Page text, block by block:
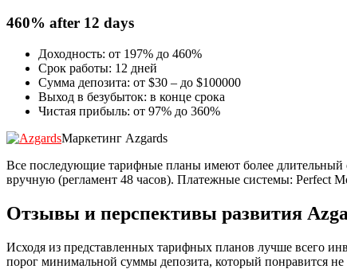
460% after 12 days
Доходность: от 197% до 460%
Срок работы: 12 дней
Сумма депозита: от $30 – до $100000
Выход в безубыток: в конце срока
Чистая прибыль: от 97% до 360%
Маркетинг Azgards
Все последующие тарифные планы имеют более
вручную (регламент 48 часов). Платежные системы: Perfect
Отзывы и перспективы развития
Исходя из представленных тарифных планов лучше всего
порог минимальной суммы депозита, который понравится не